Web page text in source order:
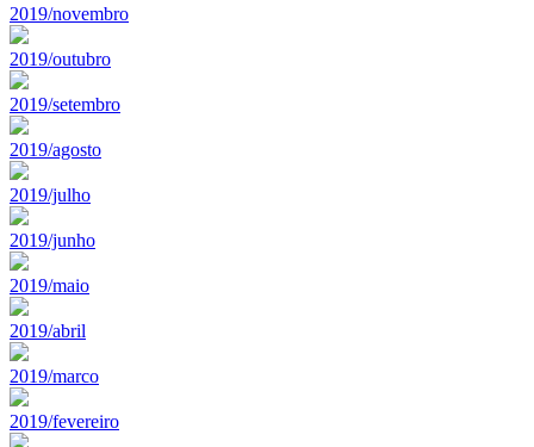
2019/novembro
2019/outubro
2019/setembro
2019/agosto
2019/julho
2019/junho
2019/maio
2019/abril
2019/marco
2019/fevereiro